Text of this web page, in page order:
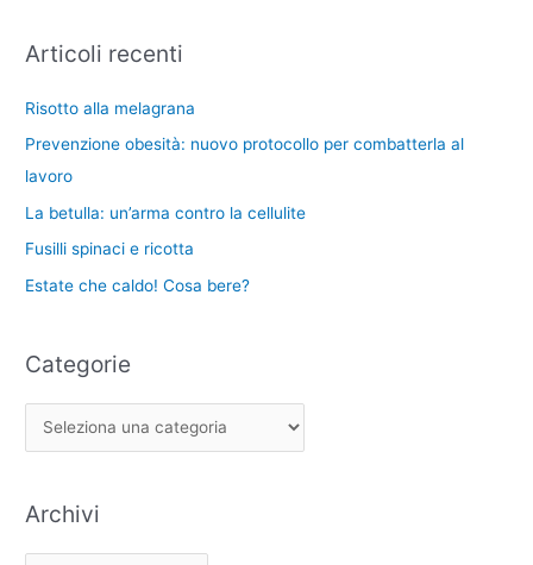
c
Articoli recenti
Risotto alla melagrana
Prevenzione obesità: nuovo protocollo per combatterla al
lavoro
La betulla: un’arma contro la cellulite
Fusilli spinaci e ricotta
Estate che caldo! Cosa bere?
Categorie
o
i
e
Archivi
v